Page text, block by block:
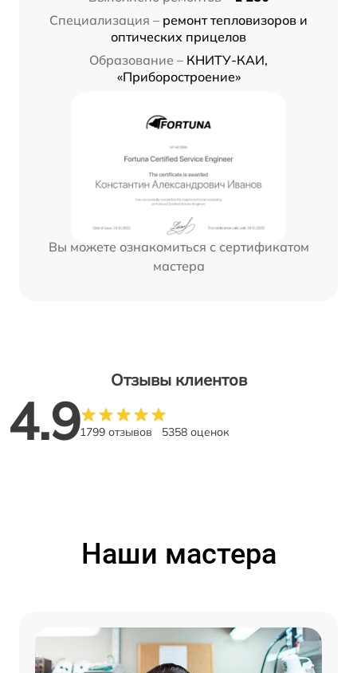
Специализация – ремонт тепловизоров и
оптических прицелов
Образование – КНИТУ-КАИ,
«Приборостроение»
Вы можете ознакомиться с сертификатом
мастера
Отзывы клиентов
4.91799 отзывов 5358 оценок
Наши мастера